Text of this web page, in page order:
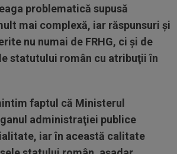
problematică supusă
mai complexă, iar răspunsuri şi
nu numai de FRHG, ci şi de
statutului român cu atribuţii în
faptul că Ministerul
administraţiei publice
iar în această calitate